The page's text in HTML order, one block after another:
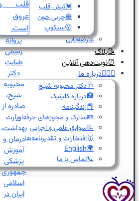
💓تپش قلب
🍔چربی خون
😵سنکوپ
عارضه‌یابی
📝بلاگ
⏰نوبت‌دهی آنلاین
👩🏻‍⚕️درباره ما
🩺دکتر محبوبه شیخ
🏥درباره کلینیک
📕زندگینامه
🪪مدارک و مجوزهای حرفه‌ای
📃سوابق علمی و اجرایی
🥇افتخارات و تقدیرنامه‌ها
🌍English
📞تماس با ما
پروانه
رسمی
طبابت
دکتر
محبوبه
شیخ،
صادره از
وزارت
بهداشت،
درمان و
آموزش
پزشکی
جمهوری
اسلامی
ایران در